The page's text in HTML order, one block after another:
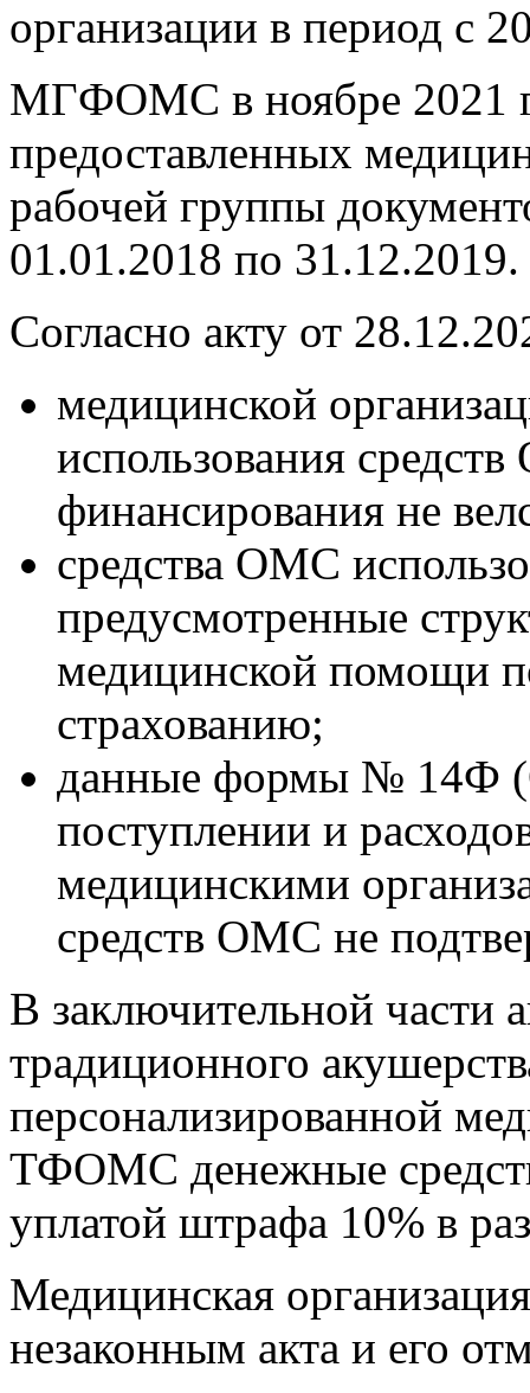
организации в период с
МГФОМС в ноябре 2021
предоставленных
рабочей группы
01.01.2018 по 31.12.2019.
Согласно акту от
медицинской
использования
финансирования не
средства ОМС
предусмотренные
медицинской помощи
страхованию;
данные формы № 14Ф
поступлении и
медицинскими
средств ОМС не
В заключительной
традиционного
персонализированной
ТФОМС денежные
уплатой штрафа 10% в
Медицинская
незаконным акта и его